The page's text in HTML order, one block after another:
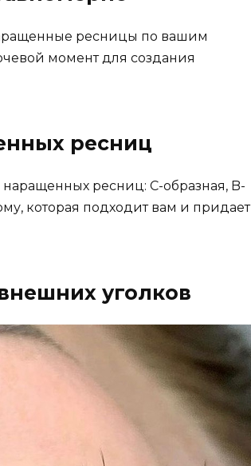
ресницы по вашим
момент для создания
ресниц
ресниц: C-образная, B-
которая подходит вам и придает
уголков